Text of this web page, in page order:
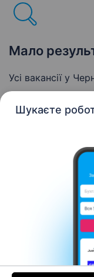
Шукаєте
Мало
Усі вакансії у